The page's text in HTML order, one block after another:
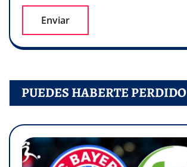
PUEDES HABERTE PERDIDO